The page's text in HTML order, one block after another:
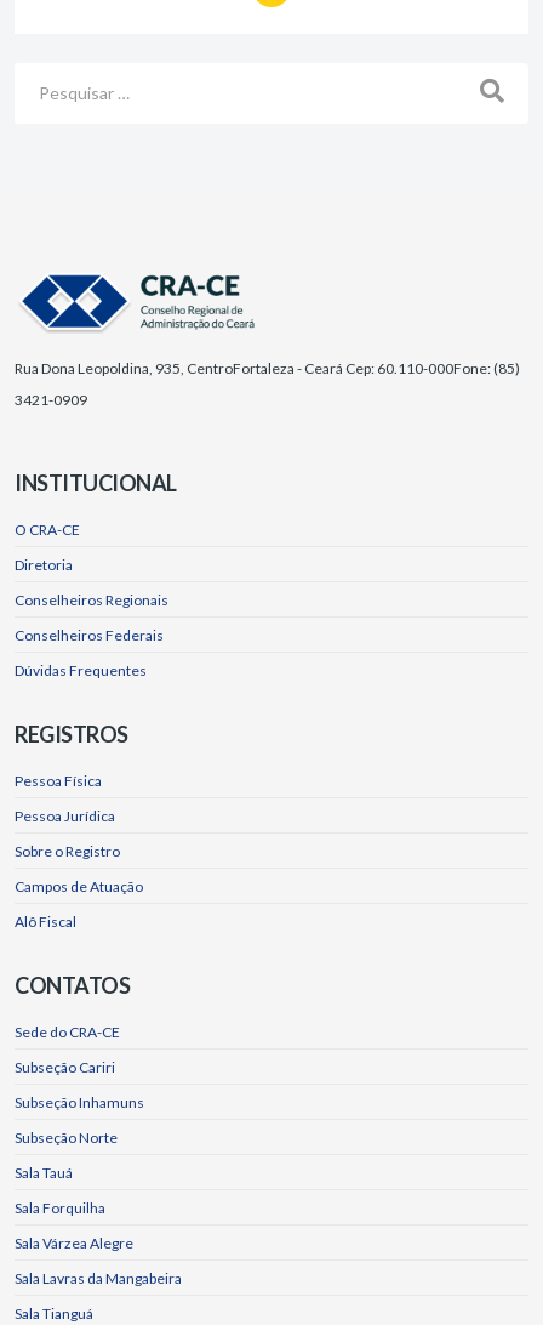
Rua Dona Leopoldina, 935, CentroFortaleza - Ceará Cep: 60.110-000Fone: (85)
3421-0909
INSTITUCIONAL
O CRA-CE
Diretoria
Conselheiros Regionais
Conselheiros Federais
Dúvidas Frequentes
REGISTROS
Pessoa Física
Pessoa Jurídica
Sobre o Registro
Campos de Atuação
Alô Fiscal
CONTATOS
Sede do CRA-CE
Subseção Cariri
Subseção Inhamuns
Subseção Norte
Sala Tauá
Sala Forquilha
Sala Várzea Alegre
Sala Lavras da Mangabeira
Sala Tianguá